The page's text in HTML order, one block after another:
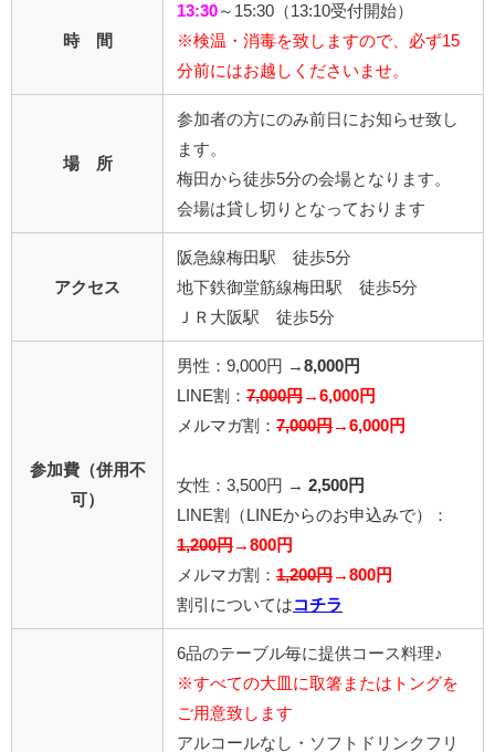
時 間
13:30 ～15:30（13:10受付開始）
※検温・消毒を致しますので、必ず15
分前にはお越しくださいませ。
場 所
参加者の方にのみ前日にお知らせ致し
ます。
梅田から徒歩5分の会場となります。
会場は貸し切りとなっております
アクセス
阪急線梅田駅 徒歩5分
地下鉄御堂筋線梅田駅 徒歩5分
ＪＲ大阪駅 徒歩5分
参加費（併用不
可）
男性：9,000円 → 8,000円
LINE割： 7,000円 →6,000円
メルマガ割： 7,000円 →6,000円
女性：3,500円 → 2,500円
LINE割
（LINEからのお申込みで）
：
1,200円 →800円
メルマガ割： 1,200円 →800円
割引については コチラ
6品のテーブル毎に提供コース料理♪
※すべての大皿に取箸またはトングを
ご用意致します
アルコールなし・ソフトドリンクフリ